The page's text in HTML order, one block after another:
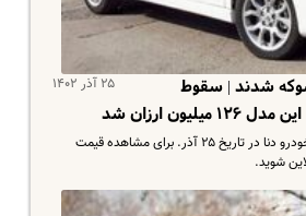
۲۵ آذر ۱۴۰۲
شدند | سقوط
ارزان شد
بررسی قیمت روز و جدید انواع خودرو دنا در تاریخ ۲۵ آذر. برای مشاهده قیمت
شوید.